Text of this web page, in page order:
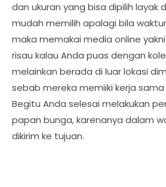
dan ukuran yang bisa dipilih layak
mudah memilih apalagi bila
maka memakai media online
risau kalau Anda puas dengan
melainkan berada di luar lokasi
sebab mereka memiiki kerja
Begitu Anda selesai melakukan
papan bunga, karenanya dalam
dikirim ke tujuan.